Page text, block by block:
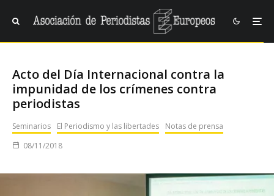
Acto del Día Internacional contra la
impunidad de los crímenes contra
periodistas
Seminarios El Periodismo y las libertades
Notas de prensa
08/11/2018